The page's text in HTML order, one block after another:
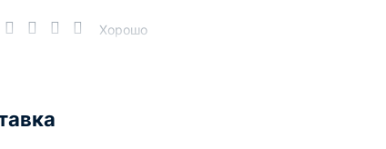
Хорошо